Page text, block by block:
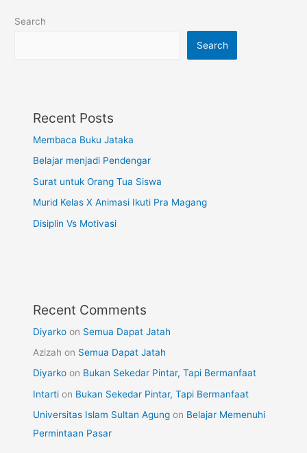
Search
Search
Recent Posts
Membaca Buku Jataka
Belajar menjadi Pendengar
Surat untuk Orang Tua Siswa
Murid Kelas X Animasi Ikuti Pra Magang
Disiplin Vs Motivasi
Recent Comments
Diyarko on Semua Dapat Jatah
Azizah on Semua Dapat Jatah
Diyarko on Bukan Sekedar Pintar, Tapi Bermanfaat
Intarti on Bukan Sekedar Pintar, Tapi Bermanfaat
Universitas Islam Sultan Agung on Belajar Memenuhi
Permintaan Pasar